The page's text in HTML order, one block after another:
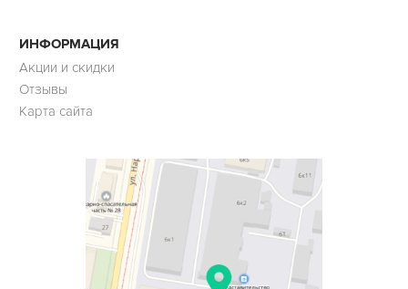
ИНФОРМАЦИЯ
Акции и скидки
Отзывы
Карта сайта